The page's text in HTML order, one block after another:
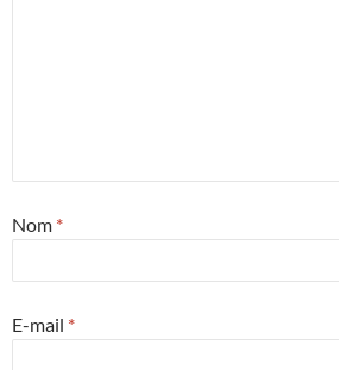
Nom *
E-mail *